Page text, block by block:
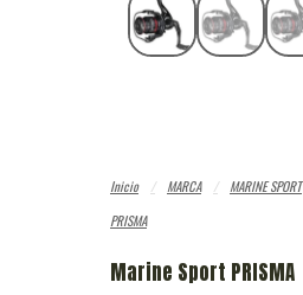
Inicio / MARCA / MARINE SPORT
PRISMA
Marine Sport PRISMA